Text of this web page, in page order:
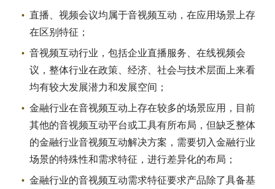
直播、视频会议均属于音视频互动，在应用场景上存
在区别特征；
音视频互动行业，包括企业直播服务、在线视频会
议，整体行业在政策、经济、社会与技术层面上来看
均有较大发展潜力和发展空间；
金融行业在音视频互动上存在较多的场景应用，目前
其他的音视频互动平台或工具有所布局，但缺乏整体
的金融行业音视频互动解决方案，需要切入金融行业
场景的特殊性和需求特征，进行差异化的布局；
金融行业的音视频互动需求特征要求产品除了具备基